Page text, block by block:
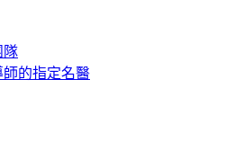
隊
的指定名醫